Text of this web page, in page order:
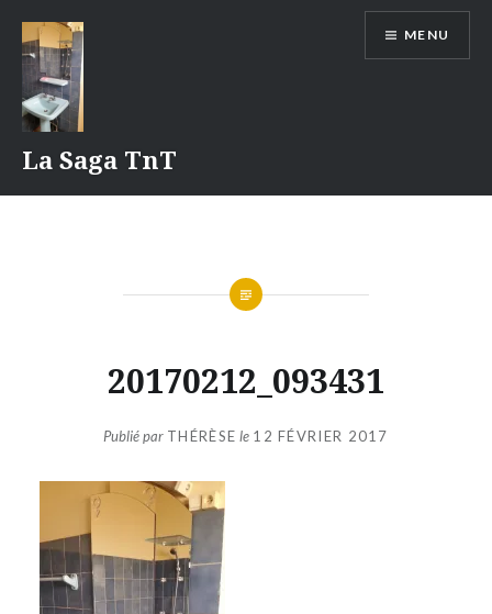
contenu
La Saga TnT
MENU
20170212_093431
Publié par THÉRÈSE le 12 FÉVRIER 2017